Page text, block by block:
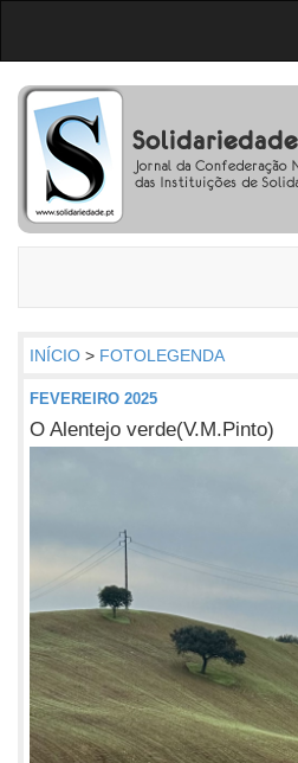
INÍCIO > FOTOLEGENDA
FEVEREIRO 2025
O Alentejo verde(V.M.Pinto)